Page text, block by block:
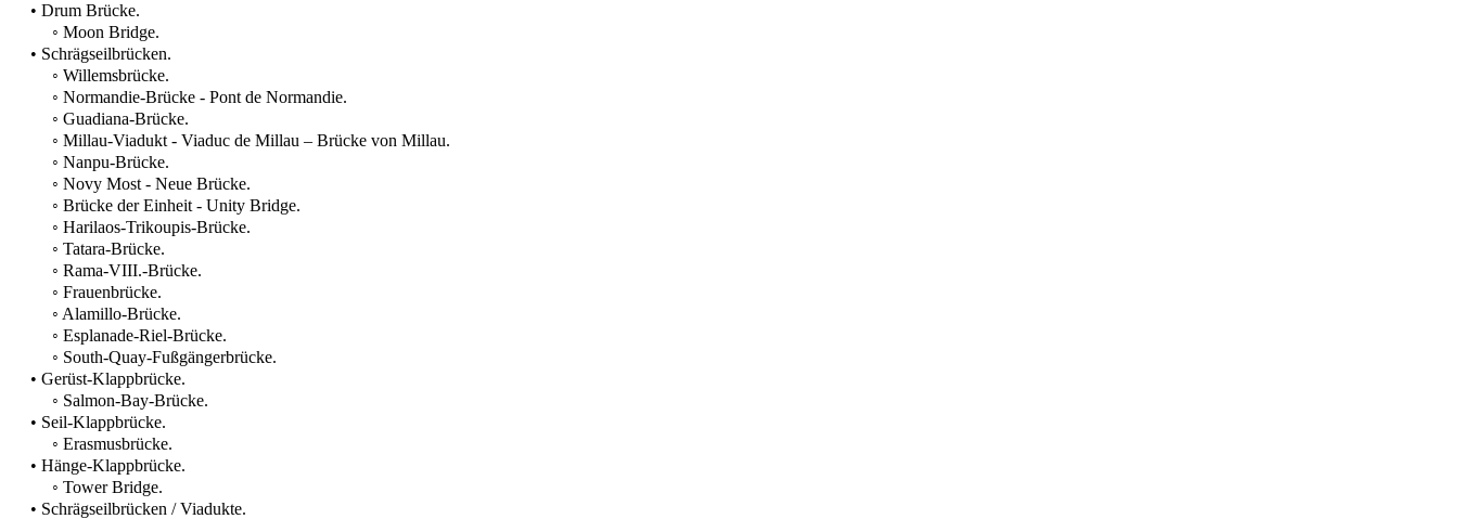
• Drum Brücke.
◦ Moon Bridge.
• Schrägseilbrücken.
◦ Willemsbrücke.
◦ Normandie-Brücke - Pont de Normandie.
◦ Guadiana-Brücke.
◦ Millau-Viadukt - Viaduc de Millau – Brücke von Millau.
◦ Nanpu-Brücke.
◦ Novy Most - Neue Brücke.
◦ Brücke der Einheit - Unity Bridge.
◦ Harilaos-Trikoupis-Brücke.
◦ Tatara-Brücke.
◦ Rama-VIII.-Brücke.
◦ Frauenbrücke.
◦ Alamillo-Brücke.
◦ Esplanade-Riel-Brücke.
◦ South-Quay-Fußgängerbrücke.
• Gerüst-Klappbrücke.
◦ Salmon-Bay-Brücke.
• Seil-Klappbrücke.
◦ Erasmusbrücke.
• Hänge-Klappbrücke.
◦ Tower Bridge.
• Schrägseilbrücken / Viadukte.